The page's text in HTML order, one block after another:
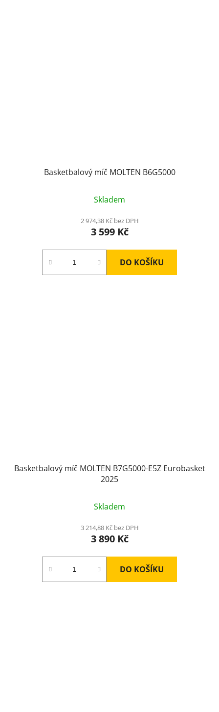
Basketbalový míč MOLTEN B6G5000
Skladem
2 974,38 Kč bez DPH
3 599 Kč
DO KOŠÍKU
Basketbalový míč MOLTEN B7G5000-E5Z Eurobasket
2025
Skladem
3 214,88 Kč bez DPH
3 890 Kč
DO KOŠÍKU